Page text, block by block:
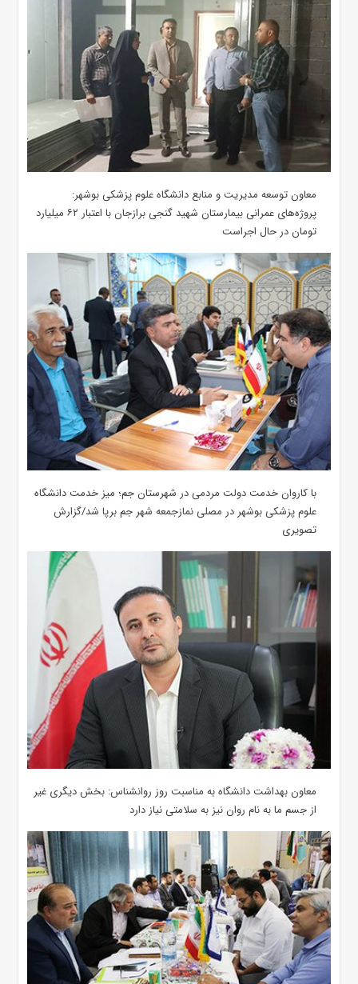
معاون توسعه مدیریت و منابع دانشگاه علوم پزشکی بوشهر:
پروژه‌های عمرانی بیمارستان شهید گنجی برازجان با اعتبار ۶۲ میلیارد
تومان در حال اجراست
با کاروان خدمت دولت مردمی در شهرستان جم؛ میز خدمت دانشگاه
علوم پزشکی بوشهر در مصلی نمازجمعه شهر جم برپا شد/گزارش
تصویری
معاون بهداشت دانشگاه به مناسبت روز روانشناس: بخش دیگری غیر
از جسم ما به نام روان نیز به سلامتی نیاز دارد